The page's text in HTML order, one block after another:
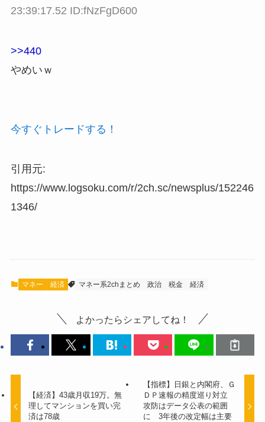
23:39:17.52 ID:fNzFgD600
>>440
やめいｗ
今すぐトレードする！
引用元:
https://www.logsoku.com/r/2ch.sc/newsplus/152246
1346/
マネー 経済 マネー系2chまとめ 政治 税金 経済
よかったらシェアしてね！
【経済】43歳月収19万。無
理してマンションを買い完
済は78歳
【指標】日銀と内閣府、Ｇ
ＤＰ速報の精度巡り対立
攻防はデータ公表の範囲
に 3年後の改定幅は主要